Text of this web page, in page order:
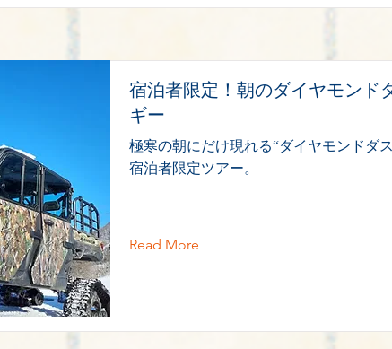
宿泊者限定！朝のダイヤモンド
ギー
極寒の朝にだけ現れる“ダイヤモンドダ
宿泊者限定ツアー。
Read More